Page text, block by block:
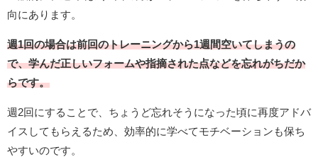
向にあります。
週1回の場合は前回のトレーニングから1週間空いてしまうの
で、学んだ正しいフォームや指摘された点などを忘れがちだか
らです。
週2回にすることで、ちょうど忘れそうになった頃に再度アドバ
イスしてもらえるため、効率的に学べてモチベーションも保ち
やすいのです。